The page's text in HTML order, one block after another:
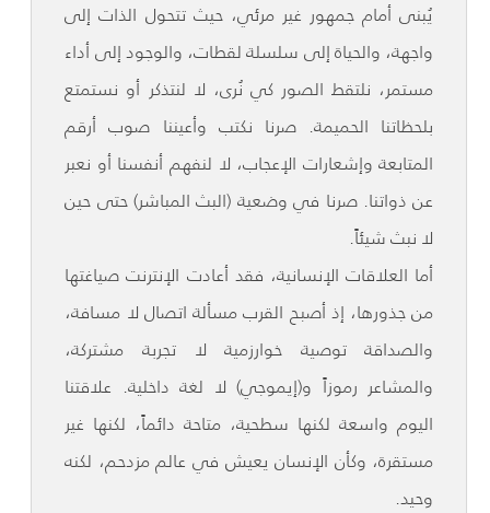
يُبنى أمام جمهور غير مرئي، حيث تتحول الذات إلى
واجهة، والحياة إلى سلسلة لقطات، والوجود إلى أداء
مستمر، نلتقط الصور كي نُرى، لا لنتذكر أو نستمتع
بلحظاتنا الحميمة. صرنا نكتب وأعيننا صوب أرقم
المتابعة وإشعارات الإعجاب، لا لنفهم أنفسنا أو نعبر
عن ذواتنا. صرنا في وضعية (البث المباشر) حتى حين
لا نبث شيئاً.
أما العلاقات الإنسانية، فقد أعادت الإنترنت صياغتها
من جذورها، إذ أصبح القرب مسألة اتصال لا مسافة،
والصداقة توصية خوارزمية لا تجربة مشتركة،
والمشاعر رموزاً و(إيموجي) لا لغة داخلية. علاقتنا
اليوم واسعة لكنها سطحية، متاحة دائماً، لكنها غير
مستقرة، وكأن الإنسان يعيش في عالم مزدحم، لكنه
وحيد.